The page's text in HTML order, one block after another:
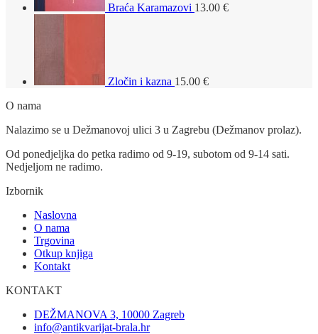
Braća Karamazovi 13.00 €
Zločin i kazna 15.00 €
O nama
Nalazimo se u Dežmanovoj ulici 3 u Zagrebu (Dežmanov prolaz).
Od ponedjeljka do petka radimo od 9-19, subotom od 9-14 sati.
Nedjeljom ne radimo.
Izbornik
Naslovna
O nama
Trgovina
Otkup knjiga
Kontakt
KONTAKT
DEŽMANOVA 3, 10000 Zagreb
info@antikvarijat-brala.hr